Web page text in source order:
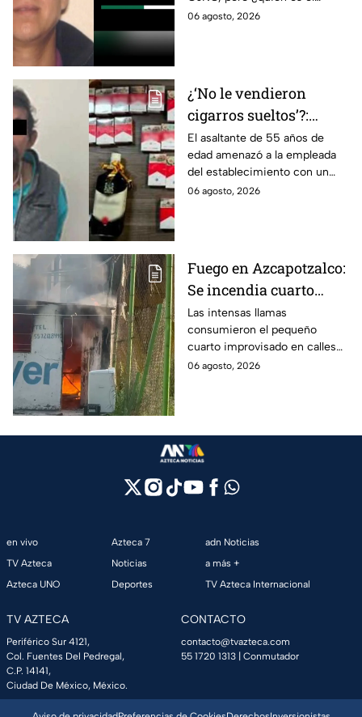
miembro más buscado por el
06 agosto, 2026
¿‘No le vendieron
cigarros sueltos’?:
Detienen a hombre tras
asaltar una tienda y
llevarse más de 30
cajetillas en Iztapalapa
El asaltante de 55 años de
edad amenazó a la empleada
del establecimiento con un
arma de fuego, llevándose
06 agosto, 2026
Fuego en Azcapotzalco:
Se incendia cuarto
improvisado en la
Industrial Vallejo;
rompen cadenas para
combatir las llamas
Las intensas llamas
consumieron el pequeño
cuarto improvisado en calles
de Azcapotzalco; bomberos
06 agosto, 2026
en vivo
TV Azteca
Azteca UNO
Azteca 7
Noticias
Deportes
adn Noticias
a más +
TV Azteca Internacional
TV AZTECA
Periférico Sur 4121,
Col. Fuentes Del Pedregal,
C.P. 14141,
Ciudad De México, México.
CONTACTO
contacto@tvazteca.com
55 1720 1313 | Conmutador